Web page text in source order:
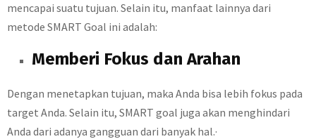
mencapai suatu tujuan. Selain itu, manfaat lainnya dari
metode SMART Goal ini adalah:
Memberi Fokus dan Arahan
Dengan menetapkan tujuan, maka Anda bisa lebih fokus pada
target Anda. Selain itu, SMART goal juga akan menghindari
Anda dari adanya gangguan dari banyak hal.·